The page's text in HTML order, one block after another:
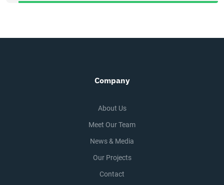
Company
About Us
Meet Our Team
News & Media
Our Projects
Contact